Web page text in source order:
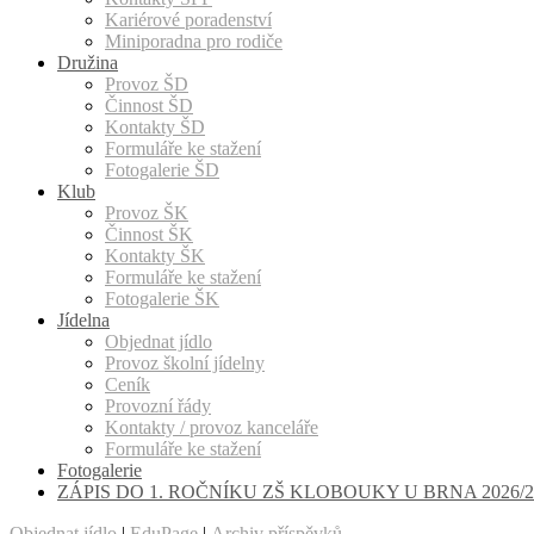
Kariérové poradenství
Miniporadna pro rodiče
Družina
Provoz ŠD
Činnost ŠD
Kontakty ŠD
Formuláře ke stažení
Fotogalerie ŠD
Klub
Provoz ŠK
Činnost ŠK
Kontakty ŠK
Formuláře ke stažení
Fotogalerie ŠK
Jídelna
Objednat jídlo
Provoz školní jídelny
Ceník
Provozní řády
Kontakty / provoz kanceláře
Formuláře ke stažení
Fotogalerie
ZÁPIS DO 1. ROČNÍKU ZŠ KLOBOUKY U BRNA 2026/